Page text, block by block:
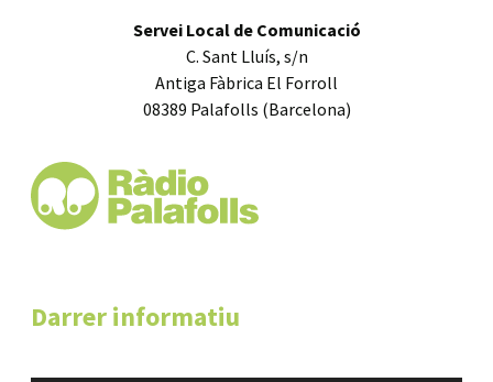
Servei Local de Comunicació
C. Sant Lluís, s/n
Antiga Fàbrica El Forroll
08389 Palafolls (Barcelona)
Darrer informatiu